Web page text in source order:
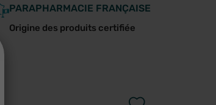
PARAPHARMACIE FRANÇAISE
Origine des produits certifiée